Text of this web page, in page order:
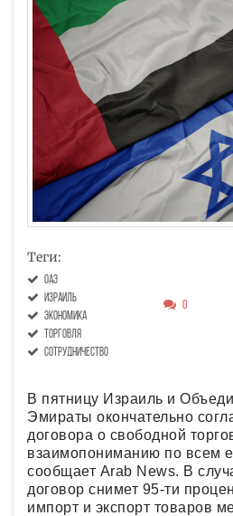
Теги:
ОАЭ
Израиль
экономика
торговля
сотрудничество
0
В пятницу Израиль и
Эмираты окончательно
договора о свободной
взаимопониманию по всем
сообщает Arab News. В
договор снимет 95-ти
импорт и экспорт товаров